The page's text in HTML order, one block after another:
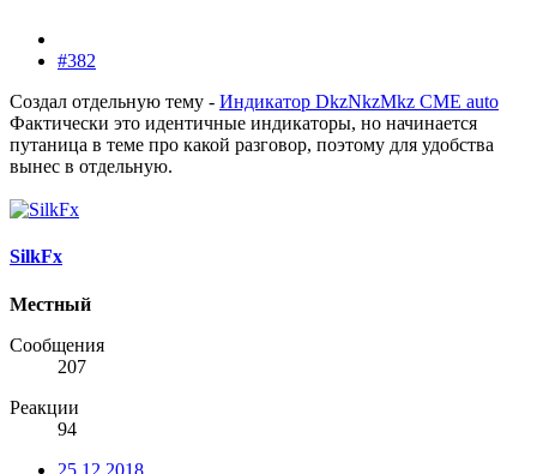
#382
Создал отдельную тему - Индикатор DkzNkzMkz CME auto
Фактически это идентичные индикаторы, но начинается
путаница в теме про какой разговор, поэтому для удобства
вынес в отдельную.
SilkFx
Местный
Сообщения
207
Реакции
94
25.12.2018